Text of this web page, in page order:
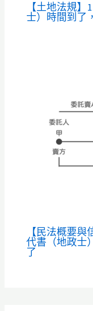
【土地法規
士）時間到了
【民法概要
代書（地政士
了